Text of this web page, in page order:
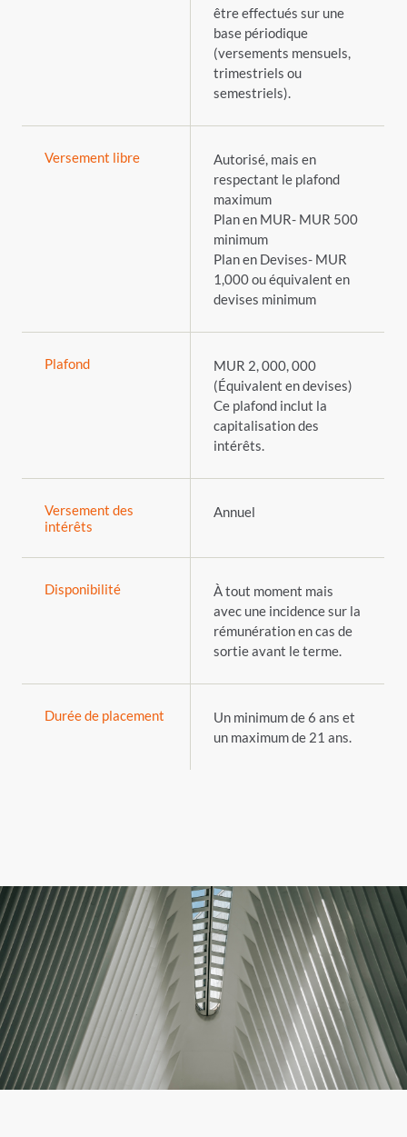
être effectués sur une
base périodique
(versements mensuels,
trimestriels ou
semestriels).
Versement libre
Autorisé, mais en
respectant le plafond
maximum
Plan en MUR- MUR 500
minimum
Plan en Devises- MUR
1,000 ou équivalent en
devises minimum
Plafond
MUR 2, 000, 000
(Équivalent en devises)
Ce plafond inclut la
capitalisation des
intérêts.
Versement des
intérêts
Annuel
Disponibilité
À tout moment mais
avec une incidence sur la
rémunération en cas de
sortie avant le terme.
Durée de placement
Un minimum de 6 ans et
un maximum de 21 ans.